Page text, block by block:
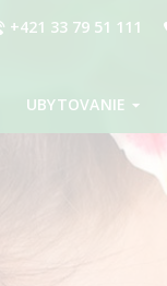
+421 33 79 51 111
UBYTOVANIE